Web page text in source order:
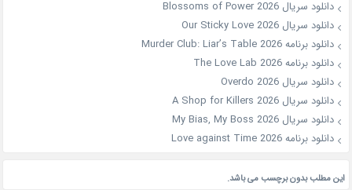
دانلود سریال Blossoms of Power 2026
دانلود سریال Our Sticky Love 2026
دانلود برنامه Murder Club: Liar’s Table 2026
دانلود برنامه The Love Lab 2026
دانلود سریال Overdo 2026
دانلود سریال A Shop for Killers 2026
دانلود سریال My Bias, My Boss 2026
دانلود برنامه Love against Time 2026
این مطلب بدون برچسب می باشد.